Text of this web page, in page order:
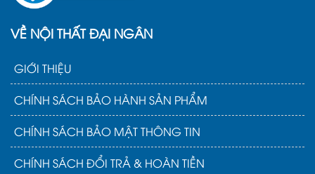
VỀ NỘI THẤT ĐẠI NGÂN
GIỚI THIỆU
CHÍNH SÁCH BẢO HÀNH SẢN PHẨM
CHÍNH SÁCH BẢO MẬT THÔNG TIN
CHÍNH SÁCH ĐỔI TRẢ & HOÀN TIỀN